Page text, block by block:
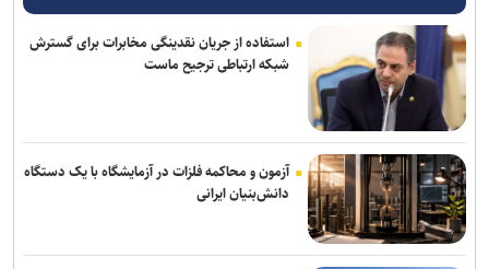
استفاده از جریان نقدینگی مخابرات برای گسترش
شبکه ارتباطی ترجیح ماست
آزمون و محاکمه فلزات در آزمایشگاه با یک دستگاه
دانش‌بنیان ایرانی